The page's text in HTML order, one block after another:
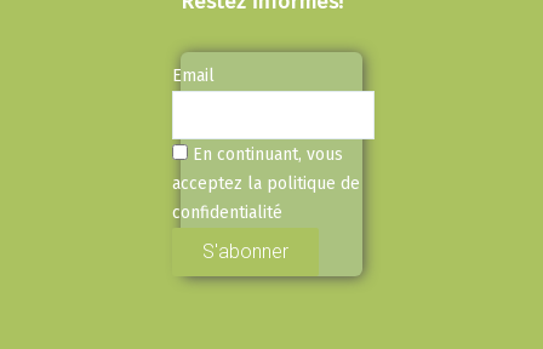
Email
En continuant, vous
acceptez la politique de
confidentialité